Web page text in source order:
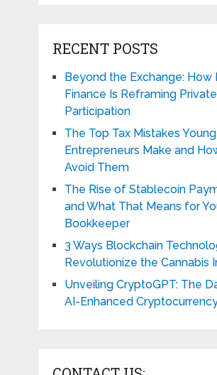
RECENT POSTS
Beyond the Exchange: How
Finance Is Reframing
Participation
The Top Tax Mistakes Young
Entrepreneurs Make and
Avoid Them
The Rise of Stablecoin
and What That Means for
Bookkeeper
3 Ways Blockchain
Revolutionize the Cannabis
Unveiling CryptoGPT: The
AI-Enhanced